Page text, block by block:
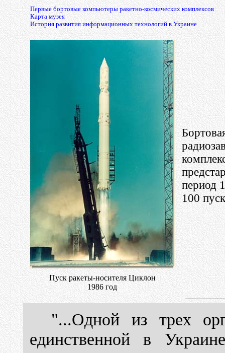
Первые бортовые компьютеры ракетно-космических комплексов
Карта музея
История развития информационных технологий в Украине
Пуск ракеты-носителя Циклон
1986 год
период
100
"...Одной из трех
единственной в